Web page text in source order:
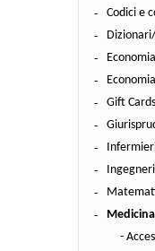
Codici e
Gift
-